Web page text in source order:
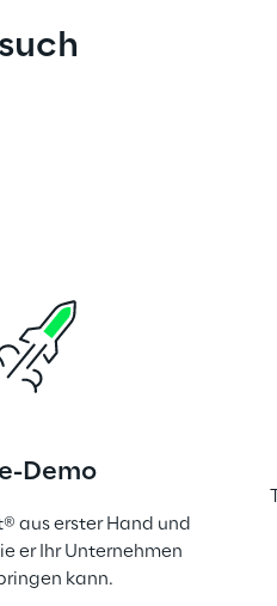
Demo
aus erster Hand und
er Ihr Unternehmen
kann.